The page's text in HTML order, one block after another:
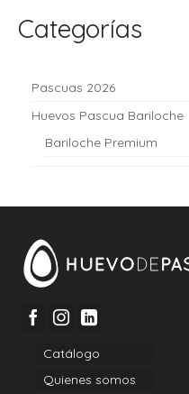
Categorías
Pascuas 2026
Huevos Pascua Bariloche
Bariloche Premium
Catálogo
Quienes somos